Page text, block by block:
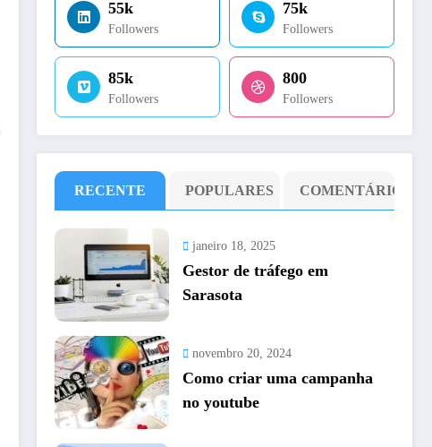
55k
Followers
75k
Followers
85k
Followers
800
Followers
RECENTE POPULARES COMENTÁRIO
janeiro 18, 2025
Gestor de tráfego em
Sarasota
novembro 20, 2024
Como criar uma campanha
no youtube